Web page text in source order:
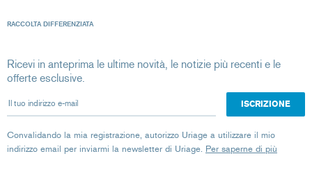
RACCOLTA DIFFERENZIATA
Ricevi in anteprima le ultime novità, le notizie più recenti e le
offerte esclusive.
Il tuo indirizzo e-mail
Convalidando la mia registrazione, autorizzo Uriage a utilizzare il mio
indirizzo email per inviarmi la newsletter di Uriage. Per saperne di più